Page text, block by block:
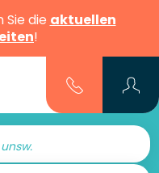
die aktuellen
!